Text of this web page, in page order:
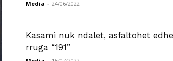
Media - 24/06/2022
Kasami nuk ndalet, asfaltohet edhe
rruga “191”